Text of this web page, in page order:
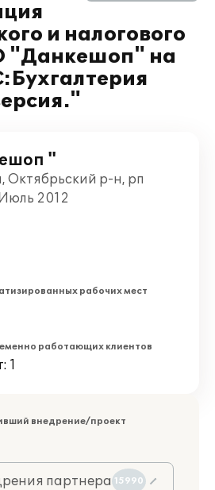
и налогового
"Данкешоп" на
"
Октябрьский р-н, рп
2012
рабочих мест
работающих клиентов
1
внедрение/проект
партнера 15990